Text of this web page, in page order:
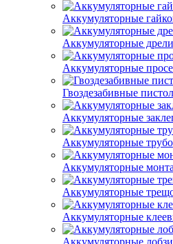
Аккумуляторные
Аккумуляторные
Аккумуляторные
Гвоздезабивные
Аккумуляторные
Аккумуляторные
Аккумуляторные
Аккумуляторные
Аккумуляторные
Аккумуляторные